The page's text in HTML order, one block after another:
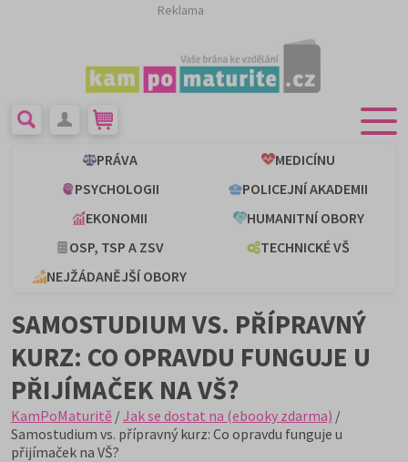
Reklama
PRÁVA
MEDICÍNU
PSYCHOLOGII
POLICEJNÍ AKADEMII
EKONOMII
HUMANITNÍ OBORY
OSP, TSP A ZSV
TECHNICKÉ VŠ
NEJŽÁDANĚJŠÍ OBORY
SAMOSTUDIUM VS. PŘÍPRAVNÝ
KURZ: CO OPRAVDU FUNGUJE U
PŘIJÍMAČEK NA VŠ?
KamPoMaturitě /Jak se dostat na (ebooky zdarma) /
Samostudium vs. přípravný kurz: Co opravdu funguje u
přijímaček na VŠ?